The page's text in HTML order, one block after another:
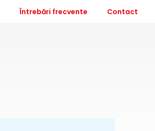
Întrebări frecvente Contact